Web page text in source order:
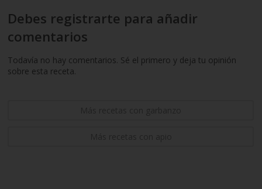
Debes registrarte para añadir
comentarios
Todavía no hay comentarios. Sé el primero y deja tu opinión
sobre esta receta.